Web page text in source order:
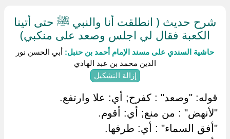
شرح حديث ( انطلقت أنا والنبي ﷺ حتى أتينا
الكعبة فقال لي اجلس وصعد على منكبي)
حاشية السندي على مسند الإمام أحمد بن حنبل: أبي الحسن نور
الدين محمد بن عبد الهادي
إزالة التشكيل
قوله: "وصعد" : كفرح; أي: علا وارتفع.
"لأنهض" : من منع; أي: أقوم.
"أفق السماء" : أي: طرفها.